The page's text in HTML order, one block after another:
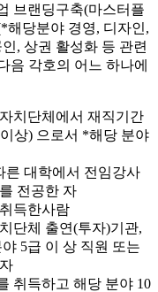
브랜딩구축(마스터플
해당분야 경영, 디자인,
, 상권 활성화 등 관련
음 각호의 어느 하나에
치단체에서 재직기간
상) 으로서 *해당 분야
른 대학에서 전임강사
전공한 자
득한사람
단체 출연(투자)기관,
5급 이 상 직원 또는
취득하고 해당 분야 10